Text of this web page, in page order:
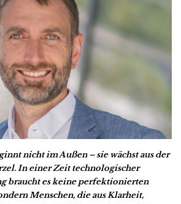
nicht im Außen – sie wächst aus der
In einer Zeit technologischer
braucht es keine perfektionierten
Menschen, die aus Klarheit,